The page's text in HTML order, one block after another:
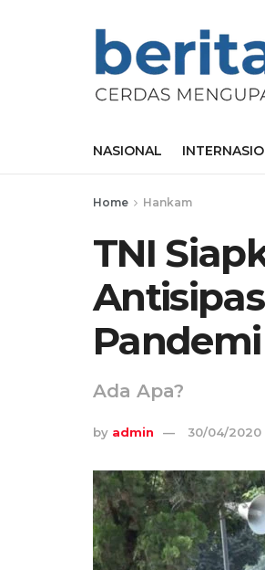
NASIONAL
Home Hankam
TNI
Pandemi
Ada Apa?
by admin 30/04/2020